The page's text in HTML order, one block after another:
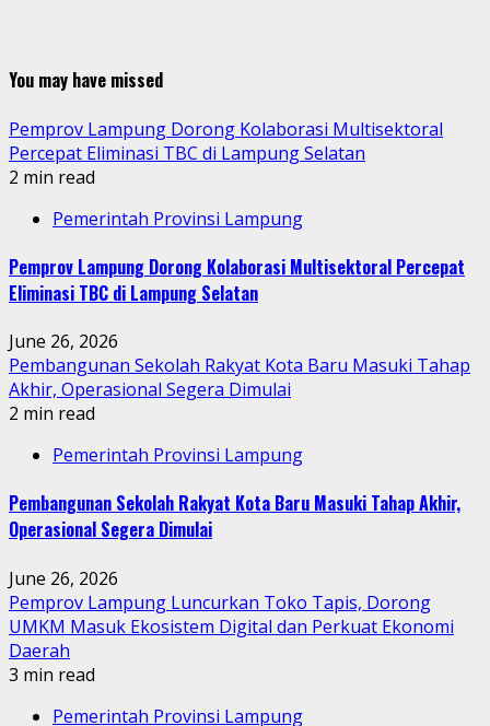
You may have missed
Pemprov Lampung Dorong Kolaborasi Multisektoral
Percepat Eliminasi TBC di Lampung Selatan
2 min read
Pemerintah Provinsi Lampung
Pemprov Lampung Dorong Kolaborasi Multisektoral Percepat
Eliminasi TBC di Lampung Selatan
June 26, 2026
Pembangunan Sekolah Rakyat Kota Baru Masuki Tahap
Akhir, Operasional Segera Dimulai
2 min read
Pemerintah Provinsi Lampung
Pembangunan Sekolah Rakyat Kota Baru Masuki Tahap Akhir,
Operasional Segera Dimulai
June 26, 2026
Pemprov Lampung Luncurkan Toko Tapis, Dorong
UMKM Masuk Ekosistem Digital dan Perkuat Ekonomi
Daerah
3 min read
Pemerintah Provinsi Lampung